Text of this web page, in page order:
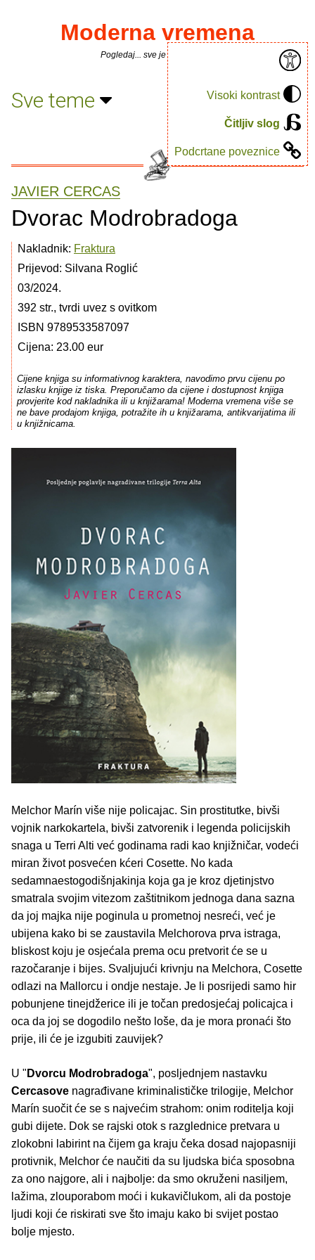
Visoki kontrast
Čitljiv slog
Podcrtane poveznice
Moderna vremena
Pogledaj... sve je puno knjiga.
Sve teme
JAVIER CERCAS
Dvorac Modrobradoga
Nakladnik: Fraktura
Prijevod: Silvana Roglić
03/2024.
392 str., tvrdi uvez s ovitkom
ISBN 9789533587097
Cijena: 23.00 eur
Cijene knjiga su informativnog karaktera, navodimo prvu cijenu po
izlasku knjige iz tiska. Preporučamo da cijene i dostupnost knjiga
provjerite kod nakladnika ili u knjižarama! Moderna vremena više se
ne bave prodajom knjiga, potražite ih u knjižarama, antikvarijatima ili
u knjižnicama.
Melchor Marín više nije policajac. Sin prostitutke, bivši
vojnik narkokartela, bivši zatvorenik i legenda policijskih
snaga u Terri Alti već godinama radi kao knjižničar, vodeći
miran život posvećen kćeri Cosette. No kada
sedamnaestogodišnjakinja koja ga je kroz djetinjstvo
smatrala svojim vitezom zaštitnikom jednoga dana sazna
da joj majka nije poginula u prometnoj nesreći, već je
ubijena kako bi se zaustavila Melchorova prva istraga,
bliskost koju je osjećala prema ocu pretvorit će se u
razočaranje i bijes. Svaljujući krivnju na Melchora, Cosette
odlazi na Mallorcu i ondje nestaje. Je li posrijedi samo hir
pobunjene tinejdžerice ili je točan predosjećaj policajca i
oca da joj se dogodilo nešto loše, da je mora pronaći što
prije, ili će je izgubiti zauvijek?
U " Dvorcu Modrobradoga", posljednjem nastavku
Cercasove nagrađivane kriminalističke trilogije, Melchor
Marín suočit će se s najvećim strahom: onim roditelja koji
gubi dijete. Dok se rajski otok s razglednice pretvara u
zlokobni labirint na čijem ga kraju čeka dosad najopasniji
protivnik, Melchor će naučiti da su ljudska bića sposobna
za ono najgore, ali i najbolje: da smo okruženi nasiljem,
lažima, zlouporabom moći i kukavičlukom, ali da postoje
ljudi koji će riskirati sve što imaju kako bi svijet postao
bolje mjesto.